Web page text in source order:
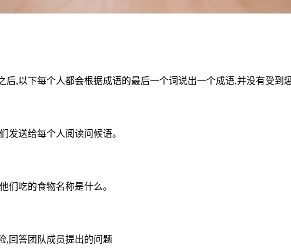
后,以下每个人都会根据成语的最后一个词说出一个成语,并没有受到惩
发送给每个人阅读问候语。
们吃的食物名称是什么。
,回答团队成员提出的问题